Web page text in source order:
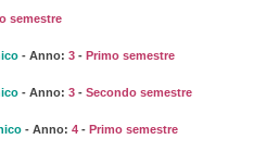
semestre
- Anno: 3 - Primo semestre
- Anno: 3 - Secondo semestre
- Anno: 4 - Primo semestre